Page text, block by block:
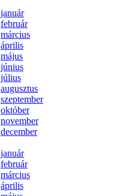
ja­nu­ár
feb­ru­ár
már­ci­us
áp­ri­lis
má­jus
jú­ni­us
jú­li­us
au­gusz­tus
szep­tem­ber
ok­tó­ber
no­vem­ber
de­cem­ber
ja­nu­ár
feb­ru­ár
már­ci­us
áp­ri­lis